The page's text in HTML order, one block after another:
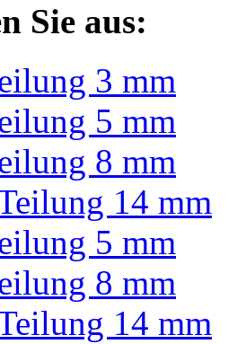
Sie aus:
3 mm
5 mm
8 mm
14 mm
5 mm
8 mm
14 mm